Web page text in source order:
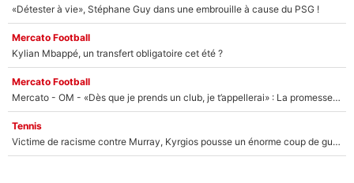
«Détester à vie», Stéphane Guy dans une embrouille à cause du PSG !
Mercato Football
Kylian Mbappé, un transfert obligatoire cet été ?
Mercato Football
Mercato - OM - «Dès que je prends un club, je t’appellerai» : La promesse de Marcelino au moment de claquer la porte
Tennis
Victime de racisme contre Murray, Kyrgios pousse un énorme coup de gueule !